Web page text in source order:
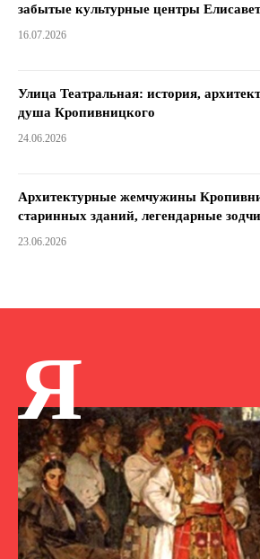
забытые культурные центры
16.07.2026
Улица Театральная: история,
душа Кропивницкого
24.06.2026
Архитектурные жемчужины
старинных зданий, легендарные
23.06.2026
Я